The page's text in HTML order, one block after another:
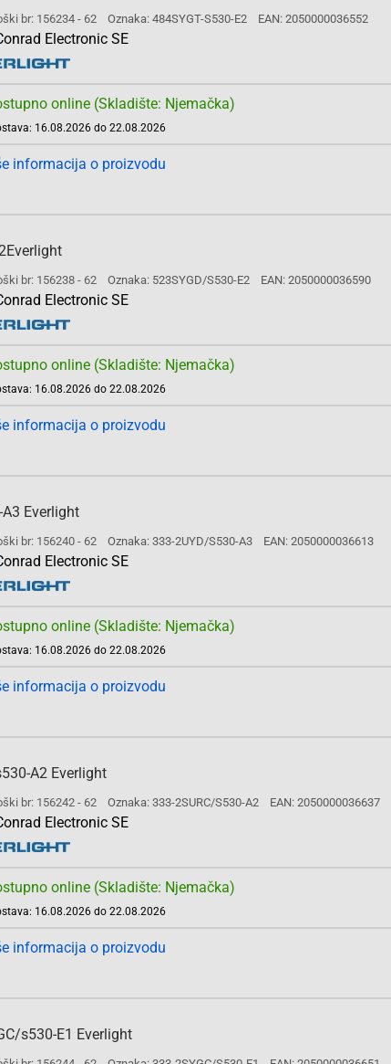
br: 156234 - 62 Oznaka: 484SYGT-S530-E2 EAN: 2050000036552
Electronic SE
online (Skladište: Njemačka)
16.08.2026 do 22.08.2026
informacija o proizvodu
br: 156238 - 62 Oznaka: 523SYGD/S530-E2 EAN: 2050000036590
Electronic SE
online (Skladište: Njemačka)
16.08.2026 do 22.08.2026
informacija o proizvodu
Everlight
br: 156240 - 62 Oznaka: 333-2UYD/S530-A3 EAN: 2050000036613
Electronic SE
online (Skladište: Njemačka)
16.08.2026 do 22.08.2026
informacija o proizvodu
A2 Everlight
br: 156242 - 62 Oznaka: 333-2SURC/S530-A2 EAN: 2050000036637
Electronic SE
online (Skladište: Njemačka)
16.08.2026 do 22.08.2026
informacija o proizvodu
s530-E1 Everlight